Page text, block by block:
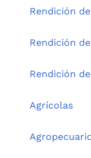
Rendición
Rendición
Rendición
Agrícolas